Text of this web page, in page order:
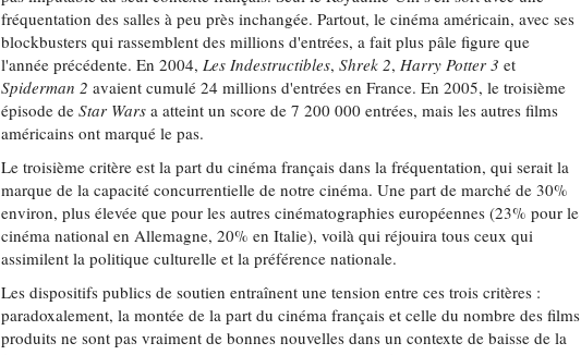
fréquentation des salles à peu près inchangée. Partout, le cinéma américain, avec ses
blockbusters qui rassemblent des millions d'entrées, a fait plus pâle figure que
l'année précédente. En 2004,Les Indestructibles,Shrek 2,Harry Potter 3 et
Spiderman 2avaient cumulé 24 millions d'entrées en France. En 2005, le troisième
épisode deStar Wars a atteint un score de 7 200 000 entrées, mais les autres films
américains ont marqué le pas.
Le troisième critère est la part du cinéma français dans la fréquentation, qui serait la
marque de la capacité concurrentielle de notre cinéma. Une part de marché de 30%
environ, plus élevée que pour les autres cinématographies européennes (23% pour le
cinéma national en Allemagne, 20% en Italie), voilà qui réjouira tous ceux qui
assimilent la politique culturelle et la préférence nationale.
Les dispositifs publics de soutien entraînent une tension entre ces trois critères :
paradoxalement, la montée de la part du cinéma français et celle du nombre des films
produits ne sont pas vraiment de bonnes nouvelles dans un contexte de baisse de la